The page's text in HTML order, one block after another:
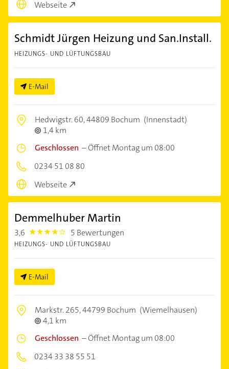
Webseite
Schmidt Jürgen Heizung und San.Install.
HEIZUNGS- UND LÜFTUNGSBAU
E-Mail
Hedwigstr. 60,44809 Bochum (Innenstadt)
1,4 km
Geschlossen –Öffnet Montag um 08:00
0234 51 08 80
Webseite
Demmelhuber Martin
3,6 3.6000001 5 Bewertungen
HEIZUNGS- UND LÜFTUNGSBAU
E-Mail
Markstr. 265,44799 Bochum (Wiemelhausen)
4,1 km
Geschlossen –Öffnet Montag um 08:00
0234 33 38 55 51